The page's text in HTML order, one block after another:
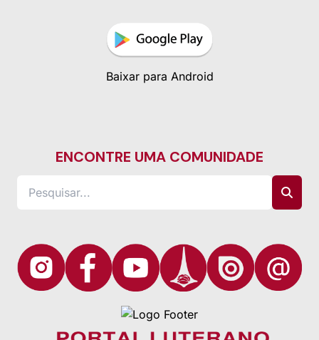
Baixar para Android
ENCONTRE UMA COMUNIDADE